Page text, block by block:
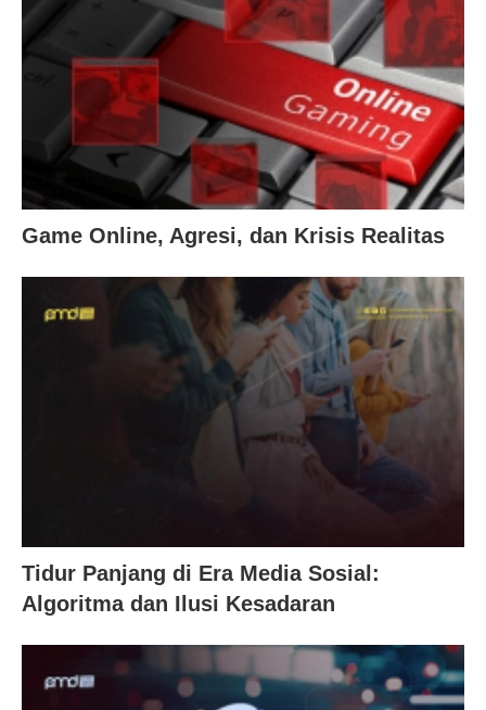
Game Online, Agresi, dan Krisis Realitas
Tidur Panjang di Era Media Sosial:
Algoritma dan Ilusi Kesadaran